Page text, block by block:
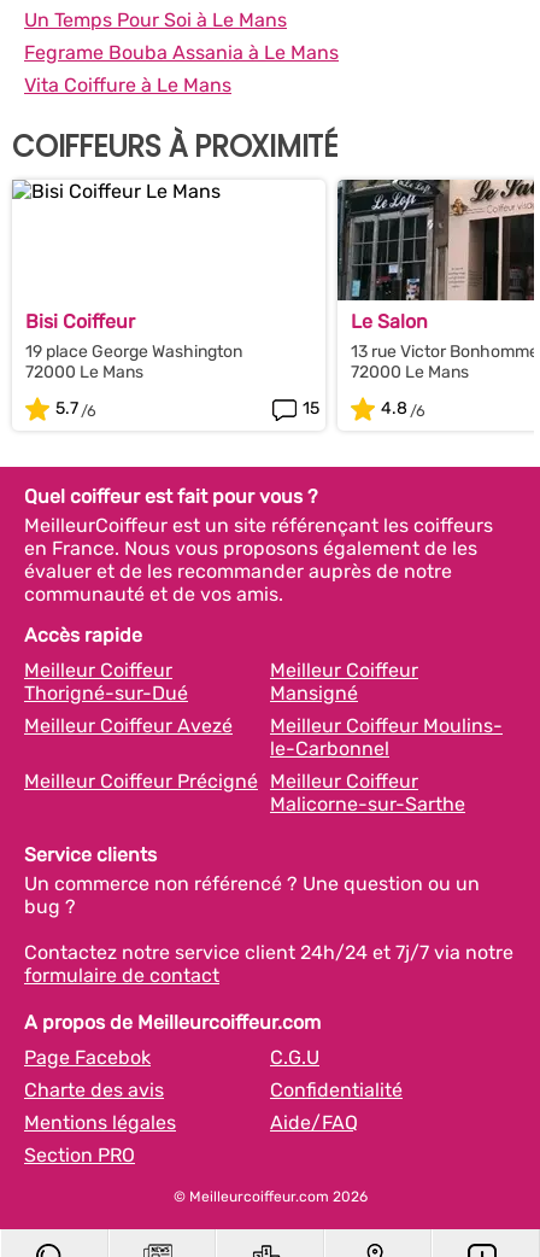
Un Temps Pour Soi à Le Mans
Fegrame Bouba Assania à Le Mans
Vita Coiffure à Le Mans
COIFFEURS À PROXIMITÉ
Bisi Coiffeur
19 place George Washington
72000 Le Mans
5.7
15
Le Salon
13 rue Victor
72000 Le Mans
4.8
Quel coiffeur est fait pour vous ?
MeilleurCoiffeur est un site référençant les coiffeurs
en France. Nous vous proposons également de les
évaluer et de les recommander auprès de notre
communauté et de vos amis.
Accès rapide
Meilleur Coiffeur
Thorigné-sur-Dué
Meilleur Coiffeur
Mansigné
Meilleur Coiffeur Avezé
Meilleur Coiffeur Moulins-
le-Carbonnel
Meilleur Coiffeur Précigné Meilleur Coiffeur
Malicorne-sur-Sarthe
Service clients
Un commerce non référencé ? Une question ou un
bug ?
Contactez notre service client 24h/24 et 7j/7 via notre
formulaire de contact
A propos de Meilleurcoiffeur.com
Page Facebok
C.G.U
Charte des avis
Confidentialité
Mentions légales
Aide/FAQ
Section PRO
© Meilleurcoiffeur.com 2026